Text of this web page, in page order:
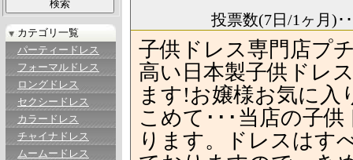
カテゴリ一覧
パーティードレス
フォーマルドレス
ロングドレス
セクシードレス
カラードレス
チャイナドレス
ムームードレス
投票数(7日/1ヶ月)
子供ドレス専門店プ
高い日本製子供ドレ
ます!お嬢様お気に入
こめて･･･当店の子
ります。ドレスはす